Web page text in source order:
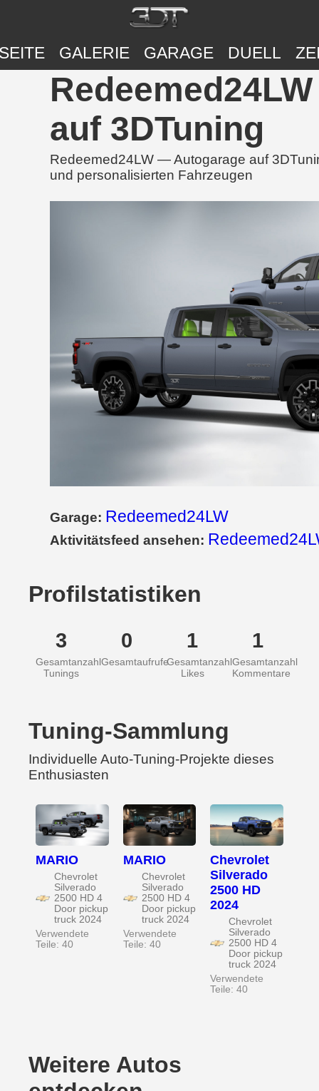
GALERIE GARAGE DUELL
auf 3DTuning
Redeemed24LW — Autogarage auf
und personalisierten Fahrzeugen
Garage: Redeemed24LW
Aktivitätsfeed ansehen:
Profilstatistiken
3
Gesamtanzahl
Tunings
0
Gesamtaufrufe
1
Gesamtanzahl
Likes
1
Gesamtanzahl
Kommentare
Tuning-Sammlung
Individuelle Auto-Tuning-Projekte dieses
Enthusiasten
MARIO
Chevrolet
Silverado
2500 HD 4
Door pickup
truck 2024
Verwendete
Teile: 40
MARIO
Chevrolet
Silverado
2500 HD 4
Door pickup
truck 2024
Verwendete
Teile: 40
Chevrolet
Silverado
2500 HD
2024
Chevrolet
Silverado
2500 HD 4
Door pickup
truck 2024
Verwendete
Teile: 40
Weitere Autos